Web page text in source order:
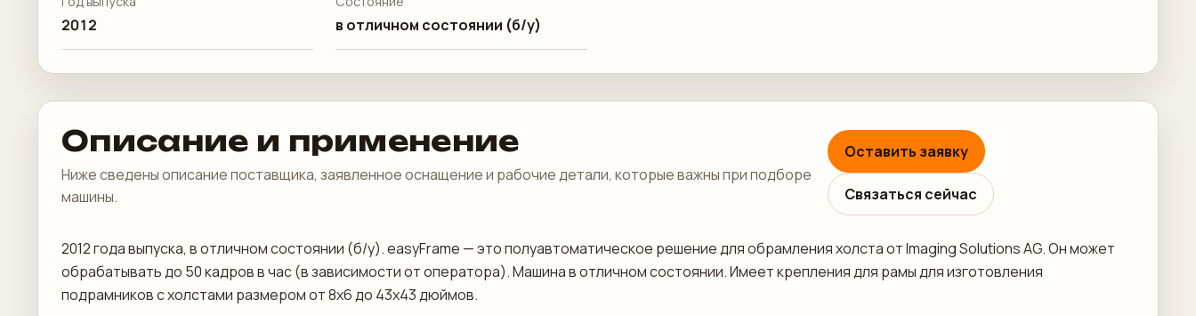
2012 в отличном состоянии (б/у)
Описание и применение
Ниже сведены описание поставщика, заявленное оснащение и рабочие детали, которые важны при подборе
машины.
Оставить заявку
Связаться сейчас
2012 года выпуска, в отличном состоянии (б/у). easyFrame — это полуавтоматическое решение для обрамления холста от Imaging Solutions AG. Он может
обрабатывать до 50 кадров в час (в зависимости от оператора). Машина в отличном состоянии. Имеет крепления для рамы для изготовления
подрамников с холстами размером от 8х6 до 43х43 дюймов.